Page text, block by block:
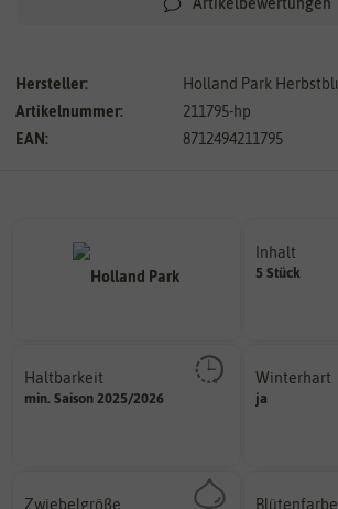
Hersteller:
Holland Park
Artikelnummer:
211795-hp
EAN:
8712494211795
Inhalt
5 StückWie
Haltbarkeit
min. Saison 2025/2026
und Pflanzgut sehr gut keimen
sollte.
Winterhart
ja
Probleme
Zwiebelgröße Blütenfarbe